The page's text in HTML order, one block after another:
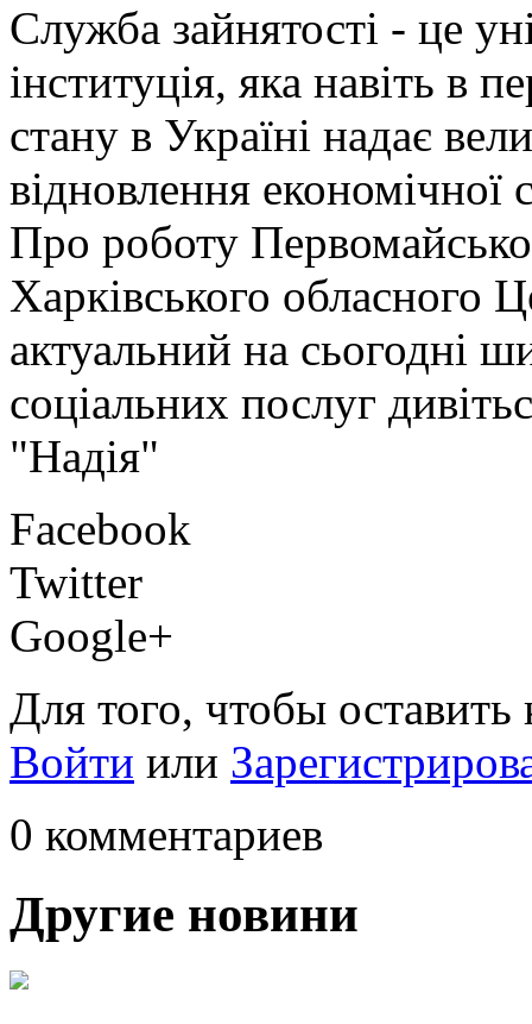
Служба зайнятості - це
інституція, яка навіть в
стану в Україні надає
відновлення економічної
Про роботу
Харківського обласного
актуальний на сьогодні
соціальних послуг
"Надія"
Facebook
Twitter
Google+
Для того, чтобы
Войти или
0 комментариев
Другие новини